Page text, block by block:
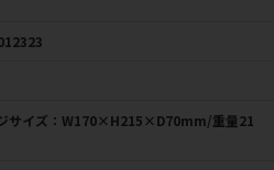
サイズ：W170×H215×D70mm/重量21